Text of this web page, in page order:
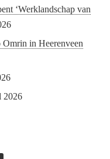
‘Werklandschap van
in Heerenveen
2026